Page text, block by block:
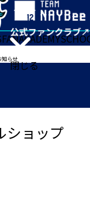
閉じる
FANACADEMY
知らせ
ショップ